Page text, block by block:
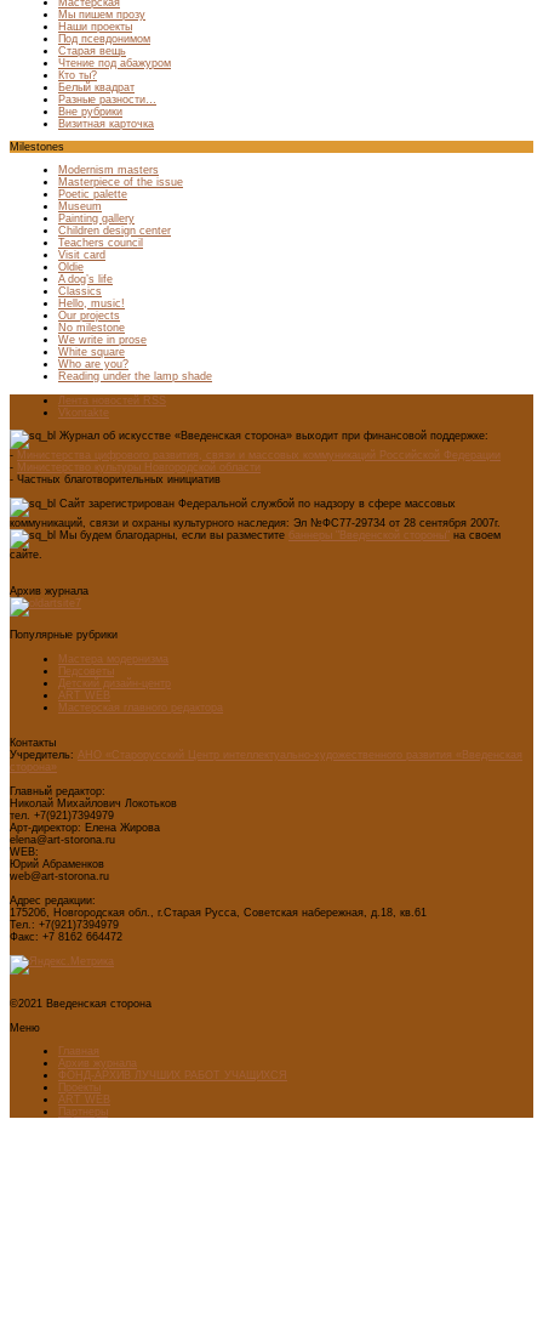
Мы пишем прозу
Наши проекты
Под псевдонимом
Старая вещь
Чтение под абажуром
Кто ты?
Белый квадрат
Разные разности…
Вне рубрики
Визитная карточка
Milestones
Modernism masters
Masterpiece of the issue
Poetic palette
Museum
Painting gallery
Children design center
Teachers council
Visit card
Oldie
A dog’s life
Classics
Hello, music!
Our projects
No milestone
We write in prose
White square
Who are you?
Reading under the lamp shade
Лента новостей RSS
Vkontakte
Журнал об искусстве «Введенская сторона» выходит при финансовой поддержке:
- Министерства цифрового развития, связи и массовых коммуникаций Российской Федерации
- Министерство культуры Новгородской области
- Частных благотворительных инициатив
Сайт зарегистрирован Федеральной службой по надзору в сфере массовых
коммуникаций, связи и охраны культурного наследия: Эл №ФС77-29734 от 28 сентября 2007г.
Мы будем благодарны, если вы разместите баннеры "Введенской стороны" на своем
сайте.
Архив журнала
Популярные рубрики
Мастера модернизма
Педсоветы
Детский дизайн-центр
ART WEB
Мастерская главного редактора
Контакты
Учредитель: АНО «Старорусский Центр интеллектуально-художественного развития «Введенская
сторона»
Главный редактор:
Николай Михайлович Локотьков
тел. +7(921)7394979
Арт-директор: Елена Жирова
elena@art-storona.ru
WEB:
Юрий Абраменков
web@art-storona.ru
Адрес редакции:
175206, Новгородская обл., г.Старая Русса, Советская набережная, д.18, кв.61
Тел.: +7(921)7394979
Факс: +7 8162 664472
©2021 Введенская сторона
Меню
Главная
Архив журнала
ФОНД-АРХИВ ЛУЧШИХ РАБОТ УЧАЩИХСЯ
Проекты
ART WEB
Партнеры